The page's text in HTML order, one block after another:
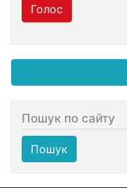
Голос
Пошук по сайту
Пошук